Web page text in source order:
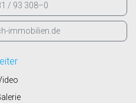
/ 93 308–0
immobilien.de